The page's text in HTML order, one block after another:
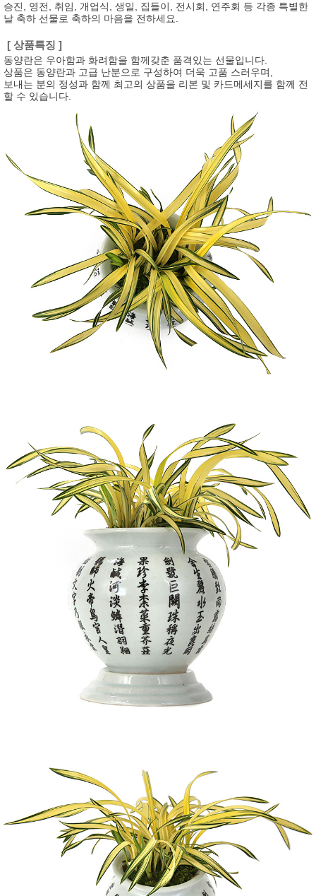
승진, 영전, 취임, 개업식, 생일, 집들이, 전시회, 연주회 등 각종 특별한
날 축하 선물로 축하의 마음을 전하세요.
[ 상품특징 ]
동양란은 우아함과 화려함을 함께갖춘 품격있는 선물입니다.
상품은 동양란과 고급 난분으로 구성하여 더욱 고품 스러우며,
보내는 분의 정성과 함께 최고의 상품을 리본 및 카드메세지를 함께 전
할 수 있습니다.